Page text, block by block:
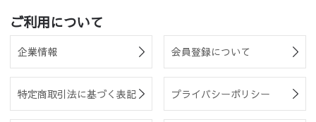
ご利用について
企業情報 会員登録について
特定商取引法に基づく表記 プライバシーポリシー